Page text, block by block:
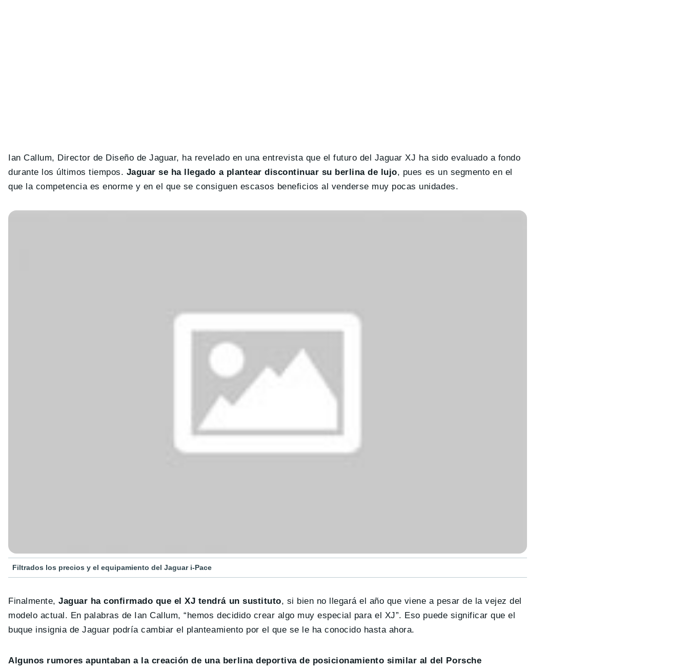
Ian Callum, Director de Diseño de Jaguar, ha revelado en una entrevista que el futuro del Jaguar XJ ha sido evaluado a fondo
durante los últimos tiempos. Jaguar se ha llegado a plantear discontinuar su berlina de lujo, pues es un segmento en el
que la competencia es enorme y en el que se consiguen escasos beneficios al venderse muy pocas unidades.
Filtrados los precios y el equipamiento del Jaguar i-Pace
Finalmente,Jaguar ha confirmado que el XJ tendrá un sustituto, si bien no llegará el año que viene a pesar de la vejez del
modelo actual. En palabras de Ian Callum, “hemos decidido crear algo muy especial para el XJ”. Eso puede significar que el
buque insignia de Jaguar podría cambiar el planteamiento por el que se le ha conocido hasta ahora.
Algunos rumores apuntaban a la creación de una berlina deportiva de posicionamiento similar al del Porsche